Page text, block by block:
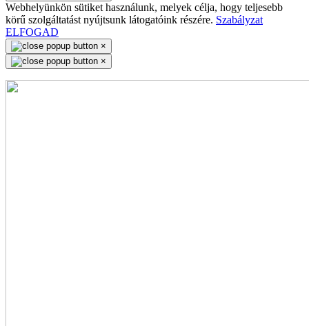
Webhelyünkön sütiket használunk, melyek célja, hogy teljesebb
körű szolgáltatást nyújtsunk látogatóink részére. Szabályzat
ELFOGAD
×
×